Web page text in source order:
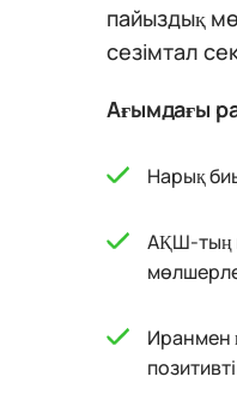
пайыздық
сезімтал
Ағымдағы
Нарық
АҚШ-тың
Иранмен